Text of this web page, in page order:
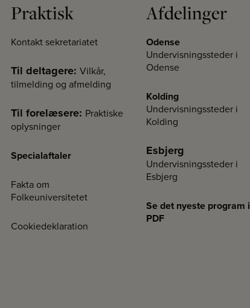
Praktisk
Kontakt sekretariatet
Til deltagere: Vilkår,
tilmelding og afmelding
Til forelæsere: Praktiske
oplysninger
Specialaftaler
Fakta om
Folkeuniversitetet
Cookiedeklaration
Afdelinger
Odense
Undervisningssteder i
Odense
Kolding
Undervisningssteder i
Kolding
Esbjerg
Undervisningssteder i
Esbjerg
Se det nyeste program i
PDF